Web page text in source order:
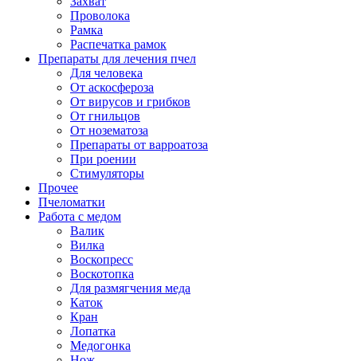
Проволока
Рамка
Распечатка рамок
Препараты для лечения пчел
Для человека
От аскосфероза
От вирусов и грибков
От гнильцов
От нозематоза
Препараты от варроатоза
При роении
Стимуляторы
Прочее
Пчеломатки
Работа с медом
Валик
Вилка
Воскопресс
Воскотопка
Для размягчения меда
Каток
Кран
Лопатка
Медогонка